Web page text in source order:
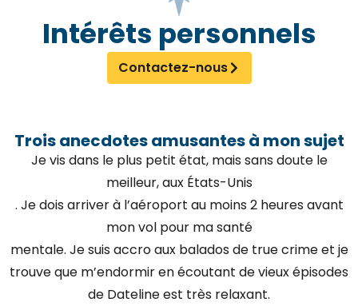
Intérêts personnels
Contactez-nous
Trois anecdotes amusantes à mon sujet
Je vis dans le plus petit état, mais sans doute le
meilleur, aux États-Unis
. Je dois arriver à l’aéroport au moins 2 heures avant
mon vol pour ma santé
mentale. Je suis accro aux balados de true crime et je
trouve que m’endormir en écoutant de vieux épisodes
de Dateline est très relaxant.